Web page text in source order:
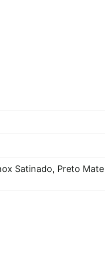
Satinado, Preto Mate